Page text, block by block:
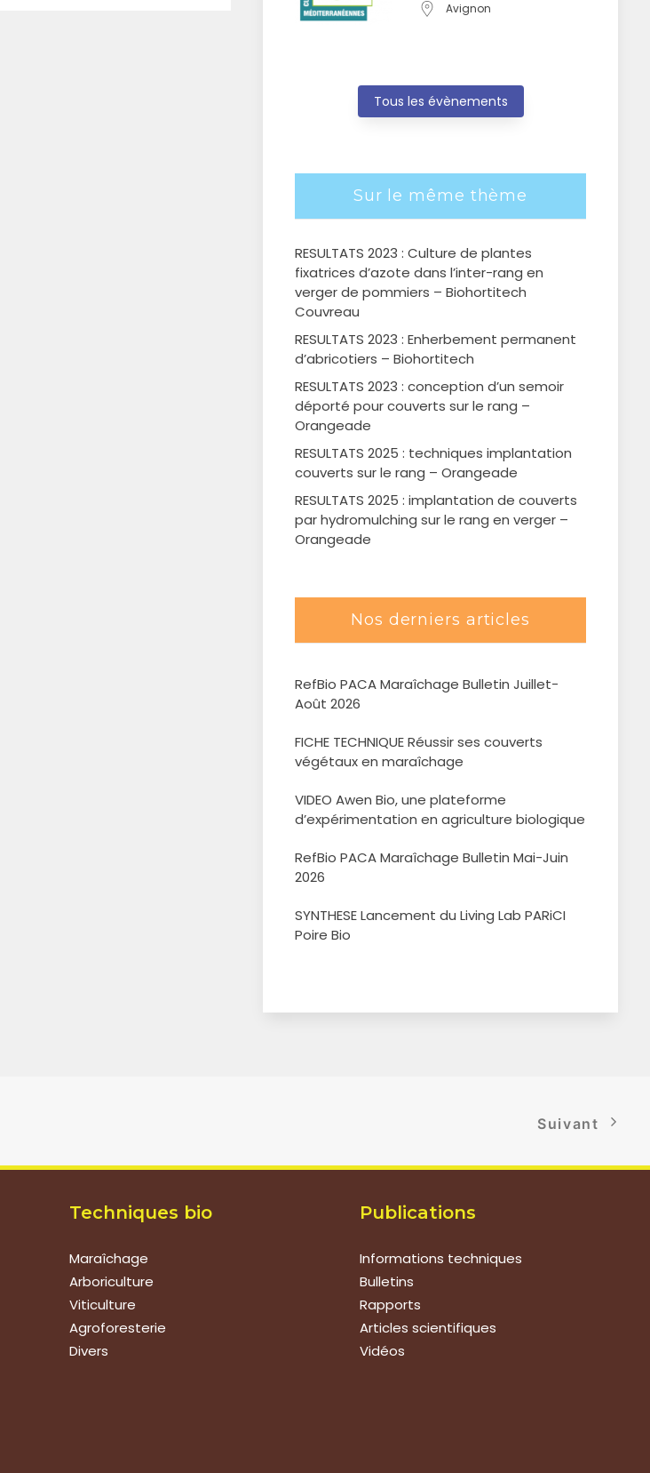
Avignon
Tous les évènements
Sur le même thème
RESULTATS 2023 : Culture de plantes
fixatrices d’azote dans l’inter-rang en
verger de pommiers – Biohortitech
Couvreau
RESULTATS 2023 : Enherbement permanent
d’abricotiers – Biohortitech
RESULTATS 2023 : conception d’un semoir
déporté pour couverts sur le rang –
Orangeade
RESULTATS 2025 : techniques implantation
couverts sur le rang – Orangeade
RESULTATS 2025 : implantation de couverts
par hydromulching sur le rang en verger –
Orangeade
Nos derniers articles
RefBio PACA Maraîchage Bulletin Juillet-
Août 2026
FICHE TECHNIQUE Réussir ses couverts
végétaux en maraîchage
VIDEO Awen Bio, une plateforme
d’expérimentation en agriculture biologique
RefBio PACA Maraîchage Bulletin Mai-Juin
2026
SYNTHESE Lancement du Living Lab PARiCI
Poire Bio
Suivant
Techniques bio
Maraîchage
Arboriculture
Viticulture
Agroforesterie
Divers
Publications
Informations techniques
Bulletins
Rapports
Articles scientifiques
Vidéos